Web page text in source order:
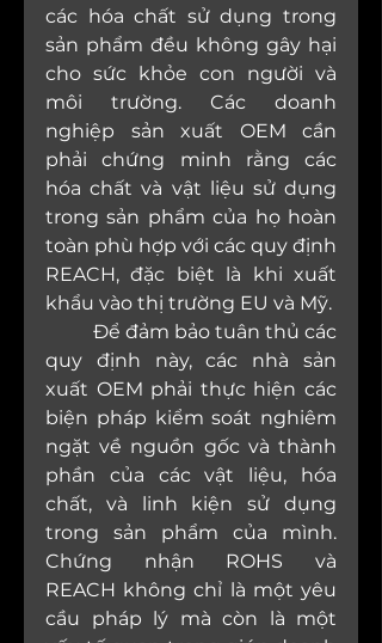
các hóa chất sử dụng trong
sản phẩm đều không gây hại
cho sức khỏe con người và
môi trường. Các doanh
nghiệp sản xuất OEM cần
phải chứng minh rằng các
hóa chất và vật liệu sử dụng
trong sản phẩm của họ hoàn
toàn phù hợp với các quy định
REACH, đặc biệt là khi xuất
khẩu vào thị trường EU và Mỹ.
quy định này, các nhà sản
xuất OEM phải thực hiện các
biện pháp kiểm soát nghiêm
ngặt về nguồn gốc và thành
phần của các vật liệu, hóa
chất, và linh kiện sử dụng
trong sản phẩm của mình.
Chứng nhận ROHS và
REACH không chỉ là một yêu
cầu pháp lý mà còn là một